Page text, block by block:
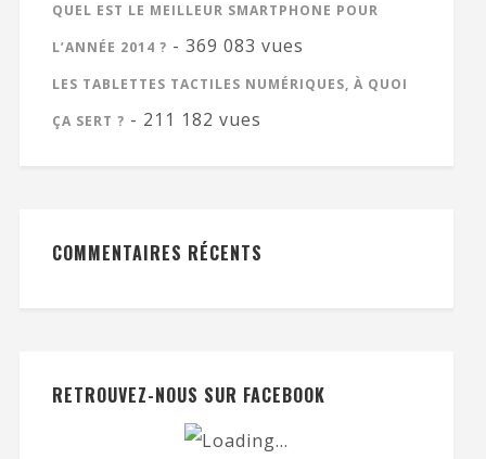
QUEL EST LE MEILLEUR SMARTPHONE POUR
L’ANNÉE 2014 ? - 369 083 vues
LES TABLETTES TACTILES NUMÉRIQUES, À QUOI
ÇA SERT ? - 211 182 vues
COMMENTAIRES RÉCENTS
RETROUVEZ-NOUS SUR FACEBOOK